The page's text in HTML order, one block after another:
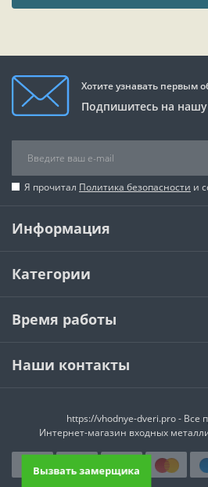
Хотите узнавать первым
Подпишитесь на
Я прочитал Политика безопасности и
Информация
Категории
Время работы
Наши контакты
https://vhodnye-dveri.pro -
Интернет-магазин входных
Вызвать замерщика